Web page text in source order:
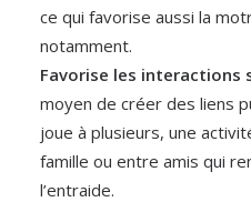
ce qui favorise aussi la
notamment.
Favorise les interactions
moyen de créer des liens
joue à plusieurs, une
famille ou entre amis qui
l’entraide.